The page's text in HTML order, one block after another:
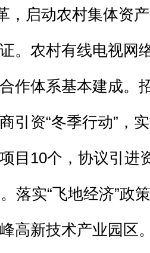
，启动农村集体资
。农村有线电视网
作体系基本建成。
引资“冬季行动”，
目10个，协议引进
落实“飞地经济”政
高新技术产业园区